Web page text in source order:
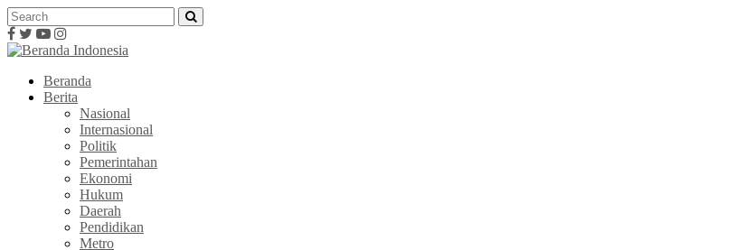
Beranda
Berita
Nasional
Internasional
Politik
Pemerintahan
Ekonomi
Hukum
Daerah
Pendidikan
Metro